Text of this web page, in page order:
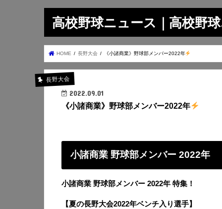
高校野球ニュース｜高校野
HOME 長野大会 《小諸商業》野球部メンバー2022年
長野大会
2022.09.01
《小諸商業》野球部メンバー2022年
小諸商業 野球部メンバー 2022年
小諸商業 野球部メンバー 2022年 特集！
【夏の長野大会2022年ベンチ入り選手】